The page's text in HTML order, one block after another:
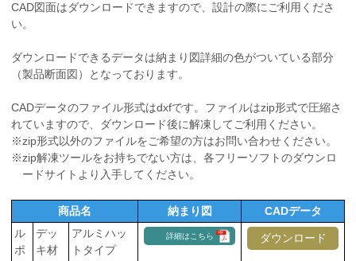
CAD図面はダウンロードできますので、設計の際にご利用くださ
い。
ダウンロードできるデータは納まり図詳細の色がついている部分
（製品断面図）となっております。
CADデータのファイル形式はdxfです。ファイルはzip形式で圧縮さ
れていますので、ダウンロード後に解凍してご利用ください。
※zip形式以外のファイルをご希望の方はお問い合わせください。
※zip解凍ツールをお持ちでない方は、各フリーソフトのダウンロ
ードサイトより入手してください。
商品名 納まり図
CADデータ
ル
ポ
デッ
キ材
アルミハッ
トタイプ
詳細はこちら ダウンロード